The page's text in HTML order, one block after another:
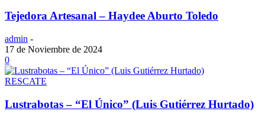
Tejedora Artesanal – Haydee Aburto Toledo
admin -
17 de Noviembre de 2024
0
RESCATE
Lustrabotas – “El Único” (Luis Gutiérrez Hurtado)